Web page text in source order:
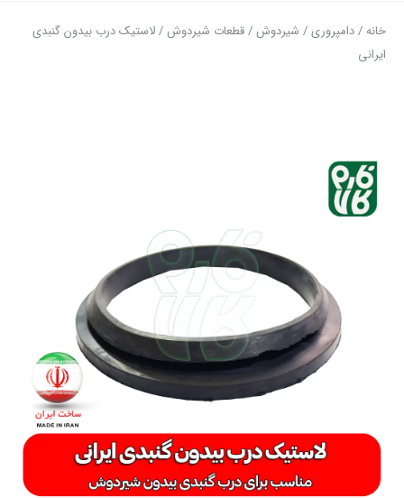
خانه/دامپروری/ شیردوش/قطعات شیردوش/ لاستیک درب بیدون گنبدی
ایرانی